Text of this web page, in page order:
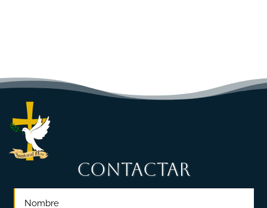
CONTACTAR